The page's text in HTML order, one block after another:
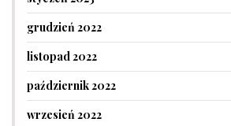
grudzień 2022
listopad 2022
październik 2022
wrzesień 2022